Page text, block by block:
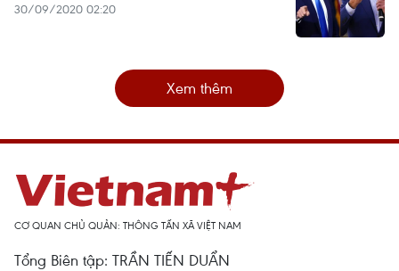
30/09/2020 02:20
Xem thêm
CƠ QUAN CHỦ QUẢN: THÔNG TẤN XÃ VIỆT NAM
Tổng Biên tập: TRẦN TIẾN DUẨN